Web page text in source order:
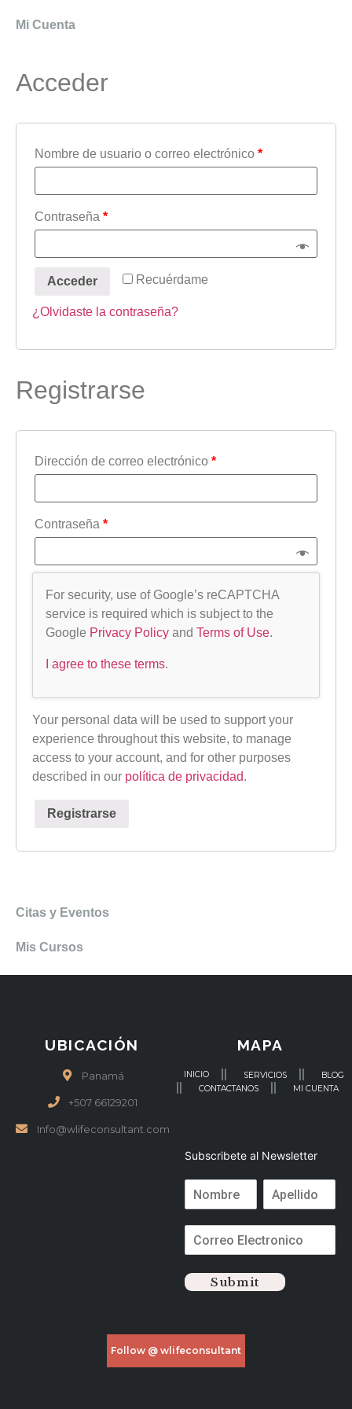
Mi Cuenta
Acceder
Nombre de usuario o correo electrónico *
Contraseña *
Recuérdame
Acceder
¿Olvidaste la contraseña?
Registrarse
Dirección de correo electrónico *
Contraseña *
For security, use of Google’s reCAPTCHA
service is required which is subject to the
Google Privacy Policy and Terms of Use.
I agree to these terms.
Your personal data will be used to support your
experience throughout this website, to manage
access to your account, and for other purposes
described in our política de privacidad.
Registrarse
Citas y Eventos
Mis Cursos
UBICACIÓN
Panamá
+507 66129201
Info@wlifeconsultant.com
MAPA
INICIO SERVICIOS
BLOG
CONTACTANOS
MI CUENTA
Subscribete al Newsletter
Submit
Follow @ wlifeconsultant